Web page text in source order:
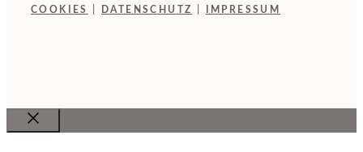
COOKIES DATENSCHUTZ IMPRESSUM